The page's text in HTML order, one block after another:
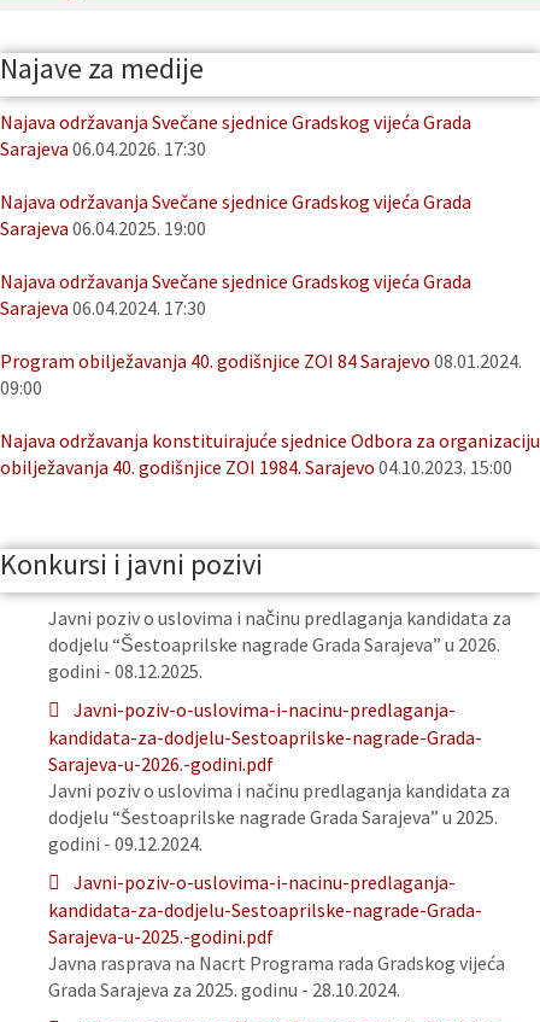
Najave za medije
Najava održavanja Svečane sjednice Gradskog vijeća Grada
Sarajeva 06.04.2026. 17:30
Najava održavanja Svečane sjednice Gradskog vijeća Grada
Sarajeva 06.04.2025. 19:00
Najava održavanja Svečane sjednice Gradskog vijeća Grada
Sarajeva 06.04.2024. 17:30
Program obilježavanja 40. godišnjice ZOI 84 Sarajevo 08.01.2024.
09:00
Najava održavanja konstituirajuće sjednice Odbora za organizaciju
obilježavanja 40. godišnjice ZOI 1984. Sarajevo 04.10.2023. 15:00
Konkursi i javni pozivi
Javni poziv o uslovima i načinu predlaganja kandidata za
dodjelu “Šestoaprilske nagrade Grada Sarajeva” u 2026.
godini - 08.12.2025.
Javni-poziv-o-uslovima-i-nacinu-predlaganja-
kandidata-za-dodjelu-Sestoaprilske-nagrade-Grada-
Sarajeva-u-2026.-godini.pdf
Javni poziv o uslovima i načinu predlaganja kandidata za
dodjelu “Šestoaprilske nagrade Grada Sarajeva” u 2025.
godini - 09.12.2024.
Javni-poziv-o-uslovima-i-nacinu-predlaganja-
kandidata-za-dodjelu-Sestoaprilske-nagrade-Grada-
Sarajeva-u-2025.-godini.pdf
Javna rasprava na Nacrt Programa rada Gradskog vijeća
Grada Sarajeva za 2025. godinu - 28.10.2024.